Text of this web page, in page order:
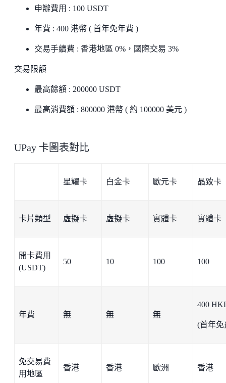
申辦費用 : 100 USDT
年費 : 400 港幣 ( 首年免年費 )
交易手續費 : 香港地區 0%，國際交易 3%
交易限額
最高餘額 : 200000 USDT
最高消費額 : 800000 港幣 ( 約 100000 美元 )
UPay 卡圖表對比
星耀卡 白金卡 歐元卡 晶致卡
卡片類型 虛擬卡 虛擬卡 實體卡 實體卡
開卡費用
(USDT)
50 10 100 100
年費 無 無 無
400
(首年免
免交易費
用地區
香港 香港 歐洲 香港